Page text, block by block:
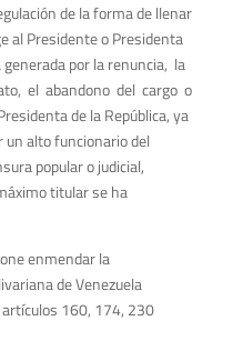
de la forma de llenar
al Presidente o Presidenta
por la renuncia, la
el abandono del cargo o
de la República, ya
un alto funcionario del
popular o judicial,
titular se ha
enmendar la
de Venezuela
160, 174, 230